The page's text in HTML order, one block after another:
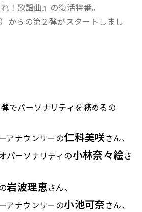
！歌謡曲』の復活特番。
からの第２弾がスタートしまし
でパーソナリティを務めるの
アナウンサーの仁科美咲さん、
パーソナリティの小林奈々絵さ
岩波理恵さん、
アナウンサーの小池可奈さん、